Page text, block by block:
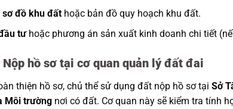
sơ đồ khu đấthoặc bản đồ quy hoạch khu đất.
tưhoặc phương án sản xuất kinh doanh chi tiết
hồ sơ tại cơ quan quản lý đất đai
thiện hồ sơ, chủ thể sử dụng đất nộp hồ sơ tại Sở
Môi trường nơi có đất. Cơ quan này sẽ kiểm tra tính